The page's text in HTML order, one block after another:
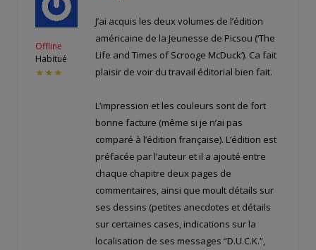
Offline
Habitué
★★★
J’ai acquis les deux volumes de l’édition
américaine de la Jeunesse de Picsou (‘The
Life and Times of Scrooge McDuck’). Ca fait
plaisir de voir du travail éditorial bien fait.
L’impression et les couleurs sont de fort
bonne facture (même si je n’ai pas
comparé à l’édition française). L’édition est
préfacée par l’auteur et il a ajouté entre
chaque chapitre deux pages de
commentaires, ainsi que moult détails sur
ses dessins (petites anecdotes et détails
sur certaines cases, indications sur la
localisation de ses messages “D.U.C.K.”,